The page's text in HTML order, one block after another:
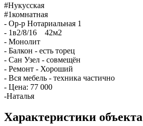
#Нукусская
#1комнатная
- Ор-р Нотариальная 1
- 1в2/8/16 42м2
- Монолит
- Балкон - есть торец
- Сан Узел - совмещён
- Ремонт - Хороший
- Вся мебель - техника частично
- Цена: 77 000
-Наталья
Характеристики объекта